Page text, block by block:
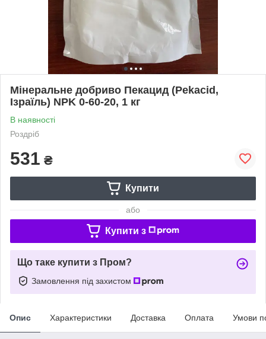
Мінеральне добриво Пекацид (Pekacid,
Ізраїль) NPK 0-60-20, 1 кг
В наявності
Роздріб
531 ₴
Купити
або
Купити з
Що таке купити з Пром?
Замовлення під захистом
Опис Характеристики Доставка Оплата Умови